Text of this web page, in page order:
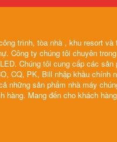
trình, tòa nhà , khu resort và
Công ty chúng tôi chuyên
Chúng tôi cung cấp các sản
CQ, PK, Bill nhập khầu chính
những sản phẩm nhà máy
Mang đến cho khách